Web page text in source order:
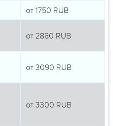
от 1750 RUB
от 2880 RUB
от 3090 RUB
от 3300 RUB